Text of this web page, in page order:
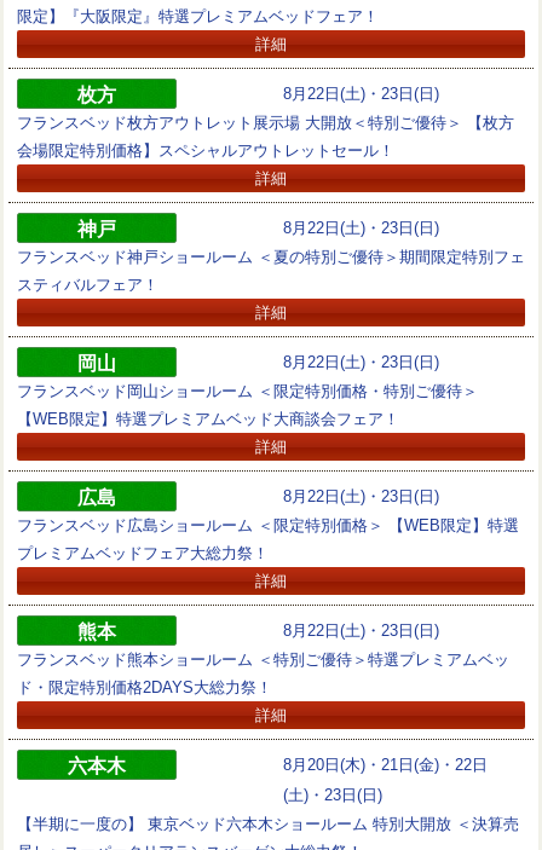
限定】『大阪限定』特選プレミアムベッドフェア！
詳細
8月22日(土)・23日(日)
枚方
フランスベッド枚方アウトレット展示場 大開放＜特別ご優待＞ 【枚方
会場限定特別価格】スペシャルアウトレットセール！
詳細
8月22日(土)・23日(日)
神戸
フランスベッド神戸ショールーム ＜夏の特別ご優待＞期間限定特別フェ
スティバルフェア！
詳細
8月22日(土)・23日(日)
岡山
フランスベッド岡山ショールーム ＜限定特別価格・特別ご優待＞
【WEB限定】特選プレミアムベッド大商談会フェア！
詳細
8月22日(土)・23日(日)
広島
フランスベッド広島ショールーム ＜限定特別価格＞ 【WEB限定】特選
プレミアムベッドフェア大総力祭！
詳細
8月22日(土)・23日(日)
熊本
フランスベッド熊本ショールーム ＜特別ご優待＞特選プレミアムベッ
ド・限定特別価格2DAYS大総力祭！
詳細
8月20日(木)・21日(金)・22日
(土)・23日(日)
六本木
【半期に一度の】 東京ベッド六本木ショールーム 特別大開放 ＜決算売